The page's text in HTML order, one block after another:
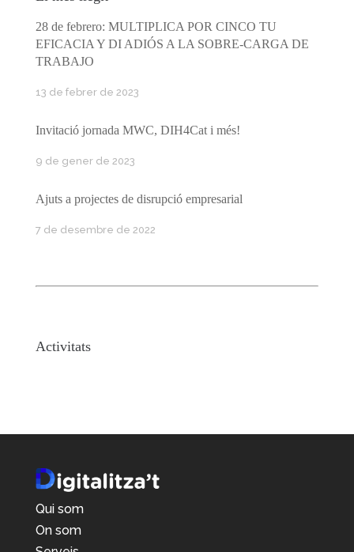
28 de febrero: MULTIPLICA POR CINCO TU
EFICACIA Y DI ADIÓS A LA SOBRE-CARGA DE
TRABAJO
13 de febrer de 2023
Invitació jornada MWC, DIH4Cat i més!
9 de gener de 2023
Ajuts a projectes de disrupció empresarial
7 de desembre de 2022
Activitats
Qui som
On som